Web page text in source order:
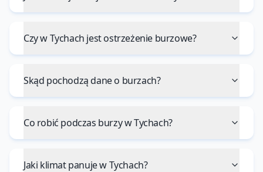
Czy w Tychach jest ostrzeżenie burzowe?
Skąd pochodzą dane o burzach?
Co robić podczas burzy w Tychach?
Jaki klimat panuje w Tychach?